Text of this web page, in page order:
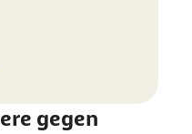
gegen